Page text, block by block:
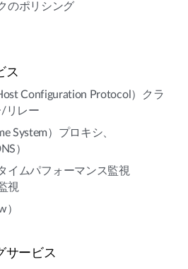
のポリシング
ス
Configuration Protocol）クラ
リレー
System）プロキシ、
）
イムパフォーマンス監視
視
）
サービス